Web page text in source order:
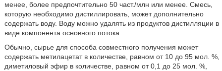
менее, более предпочтительно 50 част./млн или менее. Смесь,
которую необходимо дистиллировать, может дополнительно
содержать воду. Воду можно удалять из продуктов дистилляции в
виде компонента основного потока.
Обычно, сырье для способа совместного получения может
содержать метилацетат в количестве, равном от 10 до 95 мол. %,
диметиловый эфир в количестве, равном от 0,1 до 25 мол. %,